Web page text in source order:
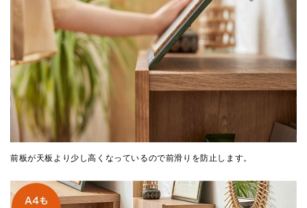
前板が天板より少し高くなっているので前滑りを防止します。